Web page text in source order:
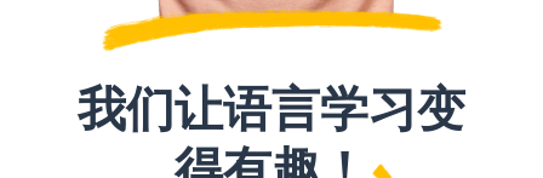
我们让语言学习变